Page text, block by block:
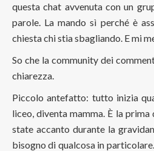
questa chat avvenuta con un
parole. La mando sì perché è
chiesta chi stia sbagliando. E mi
So che la community dei
chiarezza.
Piccolo antefatto: tutto inizia
liceo, diventa mamma. È la
state accanto durante la
bisogno di qualcosa in